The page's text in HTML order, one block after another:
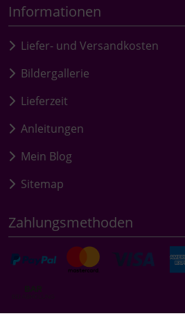
Informationen
Liefer- und Versandkosten
Bildergallerie
Lieferzeit
Anleitungen
Mein Blog
Sitemap
Zahlungsmethoden